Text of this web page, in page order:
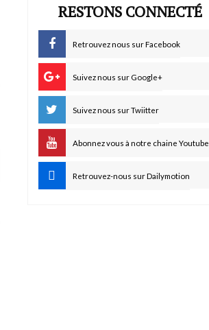
RESTONS CONNECTÉ
Retrouvez nous sur Facebook
Suivez nous sur Google+
Suivez nous sur Twiitter
Abonnez vous à notre chaine Youtube
Retrouvez-nous sur Dailymotion